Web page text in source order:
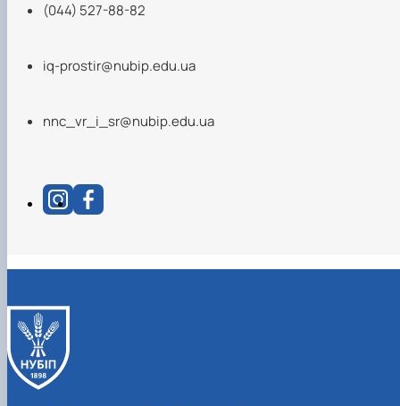
(044) 527-88-82
iq-prostir@nubip.edu.ua
nnc_vr_i_sr@nubip.edu.ua